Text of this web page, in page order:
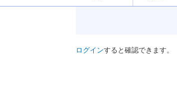
ログインすると確認できます。